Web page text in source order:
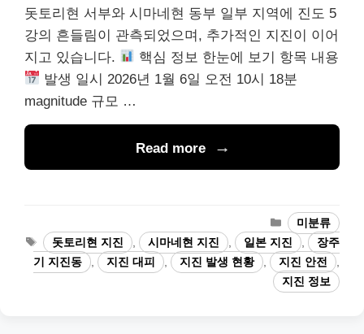
돗토리현 서부와 시마네현 동부 일부 지역에 진도 5
강의 흔들림이 관측되었으며, 추가적인 지진이 이어
지고 있습니다.
핵심 정보 한눈에 보기 항목 내용
발생 일시 2026년 1월 6일 오전 10시 18분
magnitude 규모 …
Read more
카
테
고
리
미분류
태
그
돗토리현 지진 시마네현 지진 일본 지진
장주
기 지진동
지진 대피 지진 발생 현황 지진 안전
지진 정보